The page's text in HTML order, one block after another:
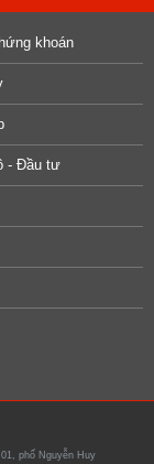
khoán
- Đầu tư
phố Nguyễn Huy